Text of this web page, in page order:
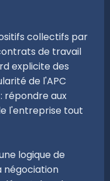
collectifs par
de travail
explicite des
de l'APC
répondre aux
l'entreprise tout
logique de
négociation